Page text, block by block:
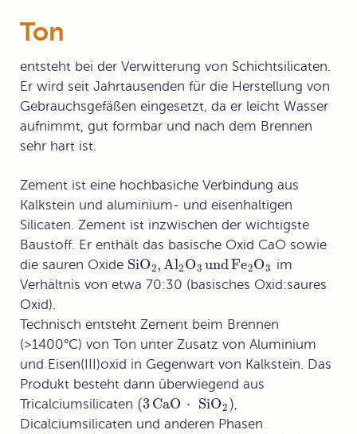
Ton
entsteht bei der Verwitterung von Schichtsilicaten.
Er wird seit Jahrtausenden für die Herstellung von
Gebrauchsgefäßen eingesetzt, da er leicht Wasser
aufnimmt, gut formbar und nach dem Brennen
sehr hart ist.
Zement ist eine hochbasiche Verbindung aus
Kalkstein und aluminium- und eisenhaltigen
Silicaten. Zement ist inzwischen der wichtigste
Baustoff. Er enthält das basische Oxid CaO sowie
die sauren Oxide SiO2, Al2O3 undFe2O3 im
Verhältnis von etwa 70:30 (basisches Oxid:saures
Oxid).
Technisch entsteht Zement beim Brennen
(>1400°C) von Ton unter Zusatz von Aluminium
und Eisen(III)oxid in Gegenwart von Kalkstein. Das
Produkt besteht dann überwiegend aus
Tricalciumsilicaten (3CaO ⋅ SiO2 ),
Dicalciumsilicaten und anderen Phasen